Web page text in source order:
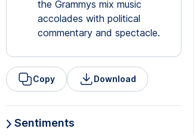
the Grammys mix music
accolades with political
commentary and spectacle.
Copy Download
Sentiments